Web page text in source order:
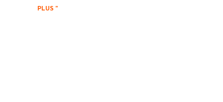
PLUS "